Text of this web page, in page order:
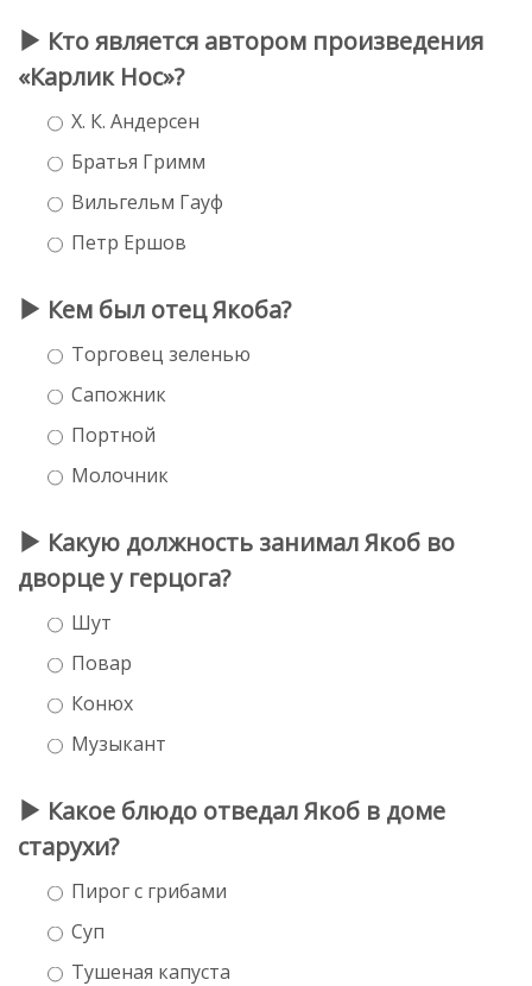
Кто является автором произведения
«Карлик Нос»?
Х. К. Андерсен
Братья Гримм
Вильгельм Гауф
Петр Ершов
Кем был отец Якоба?
Торговец зеленью
Сапожник
Портной
Молочник
Какую должность занимал Якоб во
дворце у герцога?
Шут
Повар
Конюх
Музыкант
Какое блюдо отведал Якоб в доме
старухи?
Пирог с грибами
Суп
Тушеная капуста